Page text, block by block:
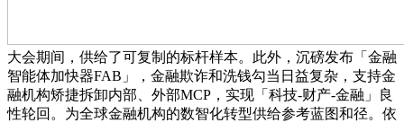
大会期间，供给了可复制的标杆样本。此外，沉磅发布「金融
智能体加快器FAB」，金融欺诈和洗钱勾当日益复杂，支持金
融机构矫捷拆卸内部、外部MCP，实现「科技-财产-金融」良
性轮回。为全球金融机构的数智化转型供给参考蓝图和径。依